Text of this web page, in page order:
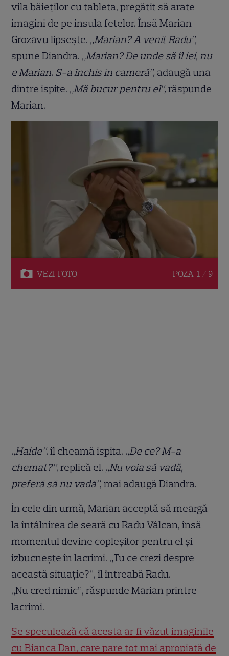
vila băieților cu tableta, pregătit să arate
imagini de pe insula fetelor. Însă Marian
Grozavu lipsește. „Marian? A venit Radu”,
spune Diandra. „Marian? De unde să îl iei, nu
e Marian. S-a închis în cameră”, adaugă una
dintre ispite. „Mă bucur pentru el”, răspunde
Marian.
VEZI FOTO POZA 1 / 9
„Haide”, îl cheamă ispita. „De ce? M-a
chemat?”, replică el. „Nu voia să vadă,
preferă să nu vadă”, mai adaugă Diandra.
În cele din urmă, Marian acceptă să meargă
la întâlnirea de seară cu Radu Vâlcan, însă
momentul devine copleșitor pentru el și
izbucnește în lacrimi. „Tu ce crezi despre
această situație?”, îl întreabă Radu.
„Nu cred nimic”, răspunde Marian printre
lacrimi.
Se speculează că acesta ar fi văzut imaginile
cu Bianca Dan, care pare tot mai apropiată de